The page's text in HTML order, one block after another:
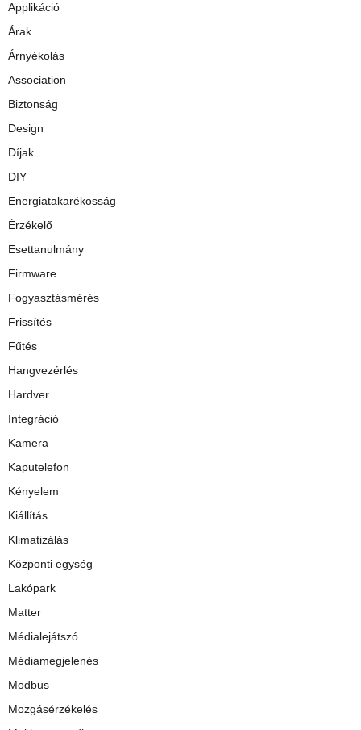
Applikáció
Árak
Árnyékolás
Association
Biztonság
Design
Díjak
DIY
Energiatakarékosság
Érzékelő
Esettanulmány
Firmware
Fogyasztásmérés
Frissítés
Fűtés
Hangvezérlés
Hardver
Integráció
Kamera
Kaputelefon
Kényelem
Kiállítás
Klimatizálás
Központi egység
Lakópark
Matter
Médialejátszó
Médiamegjelenés
Modbus
Mozgásérzékelés